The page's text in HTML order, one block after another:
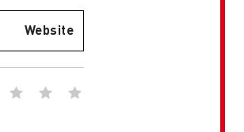
Website